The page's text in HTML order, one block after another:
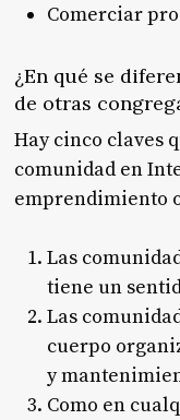
Comerciar
¿En qué se
de otras
Hay cinco claves
comunidad en
emprendimiento
Las
tiene un
Las
cuerpo
y
Como en